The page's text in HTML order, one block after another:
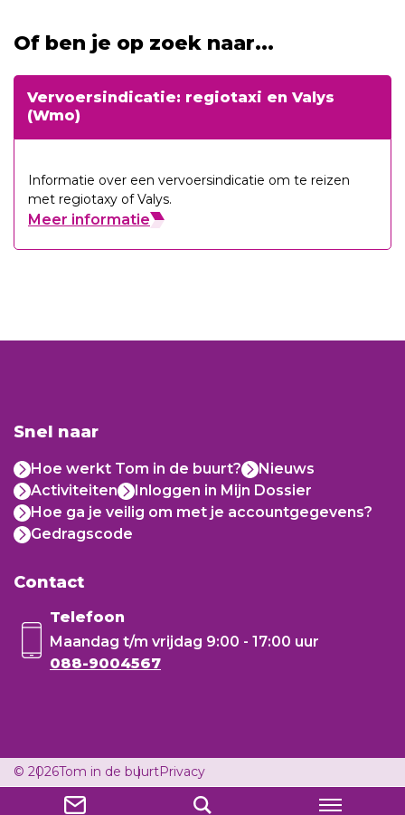
Of ben je op zoek naar...
Vervoersindicatie: regiotaxi en Valys
(Wmo)
Informatie over een vervoersindicatie om te reizen
met regiotaxy of Valys.
Meer informatie
Snel naar
Hoe werkt Tom in de buurt?
Nieuws
Activiteiten
Inloggen in Mijn Dossier
Hoe ga je veilig om met je accountgegevens?
Gedragscode
Contact
Telefoon
Maandag t/m vrijdag 9:00 - 17:00 uur
088-9004567
© 2026Tom in de buurtPrivacy